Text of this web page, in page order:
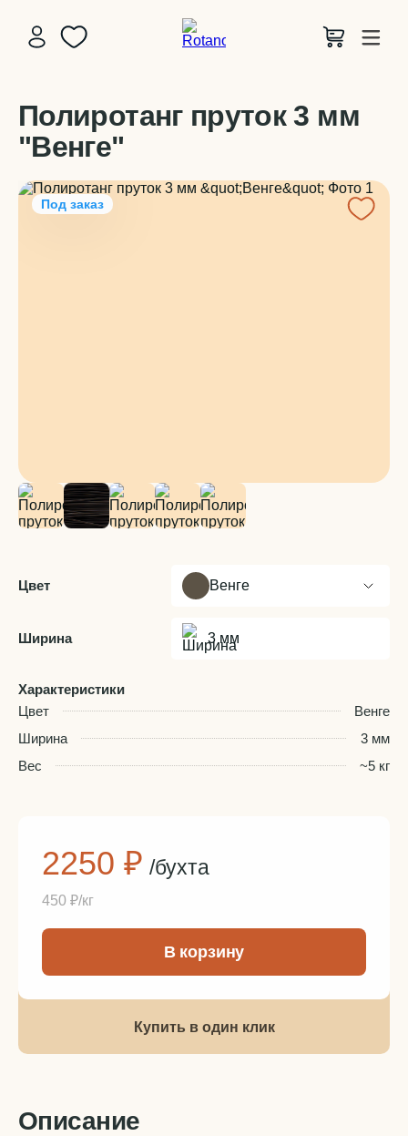
Под заказ
Полиротанг пруток 3 мм
"Венге"
Цвет Венге
Ширина 3 мм
Характеристики
Цвет
Венге
Ширина
3 мм
Вес
~5 кг
2250 ₽ /бухта
450 ₽/кг
-
Позиция под заказ от 5 бухтПодробнее
В корзину
Купить в один клик
Описание